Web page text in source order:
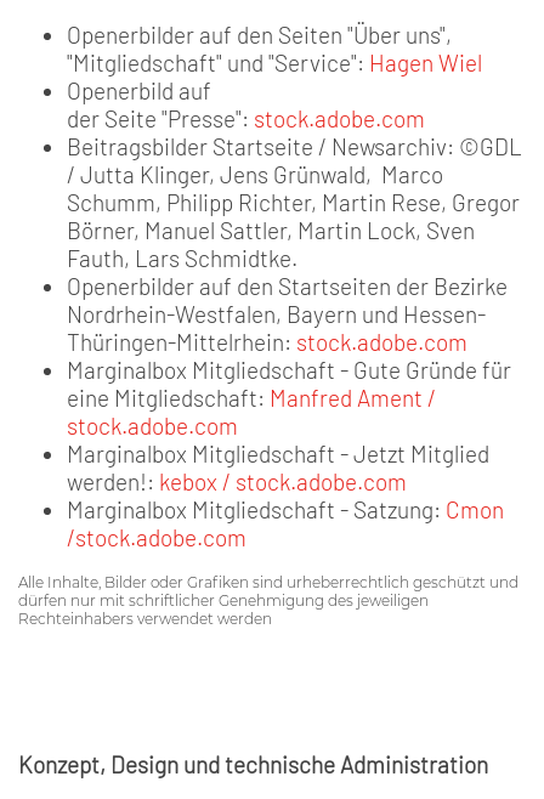
Openerbilder auf den Seiten "Über uns",
"Mitgliedschaft" und "Service": Hagen Wiel
Openerbild auf
der Seite "Presse": stock.adobe.com
Beitragsbilder Startseite / Newsarchiv: ©GDL
/ Jutta Klinger, Jens Grünwald, Marco
Schumm, Philipp Richter, Martin Rese, Gregor
Börner, Manuel Sattler, Martin Lock, Sven
Fauth, Lars Schmidtke.
Openerbilder auf den Startseiten der Bezirke
Nordrhein-Westfalen, Bayern und Hessen-
Thüringen-Mittelrhein: stock.adobe.com
Marginalbox Mitgliedschaft - Gute Gründe für
eine Mitgliedschaft: Manfred Ament /
stock.adobe.com
Marginalbox Mitgliedschaft - Jetzt Mitglied
werden!: kebox / stock.adobe.com
Marginalbox Mitgliedschaft - Satzung: Cmon
/stock.adobe.com
Alle Inhalte, Bilder oder Grafiken sind urheberrechtlich geschützt und
dürfen nur mit schriftlicher Genehmigung des jeweiligen
Rechteinhabers verwendet werden
Konzept, Design und technische Administration